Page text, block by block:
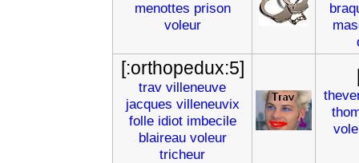
menottes prison
voleur
[:orthopedux:5]
trav villeneuve
jacques villeneuvix
folle idiot imbecile
blaireau voleur
tricheur